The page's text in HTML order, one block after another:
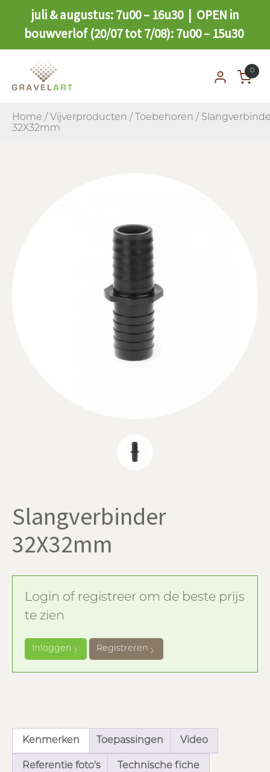
juli & augustus: 7u00 – 16u30 | OPEN in
bouwverlof (20/07 tot 7/08): 7u00 – 15u30
0
Home / Vijverproducten / Toebehoren /
32X32mm
Slangverbinder
32X32mm
Login of registreer om de beste prijs
te zien
Inloggen Registreren
Kenmerken Toepassingen Video
Referentie foto's Technische fiche